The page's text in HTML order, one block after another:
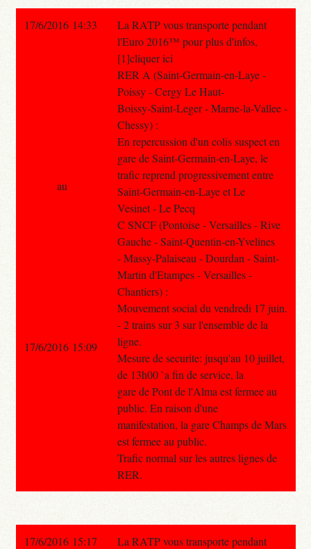
17/6/2016 14:33
La RATP vous transporte pendant
l'Euro 2016™ pour plus d'infos,
[1]cliquer ici
RER A (Saint-Germain-en-Laye -
Poissy - Cergy Le Haut-
Boissy-Saint-Leger - Marne-la-Vallee -
Chessy) :
En repercussion d'un colis suspect en
gare de Saint-Germain-en-Laye, le
trafic reprend progressivement entre
Saint-Germain-en-Laye et Le
Vesinet - Le Pecq
C SNCF (Pontoise - Versailles - Rive
Gauche - Saint-Quentin-en-Yvelines
- Massy-Palaiseau - Dourdan - Saint-
Martin d'Etampes - Versailles -
Chantiers) :
Mouvement social du vendredi 17 juin.
- 2 trains sur 3 sur l'ensemble de la
ligne.
Mesure de securite: jusqu'au 10 juillet,
de 13h00 `a fin de service, la
gare de Pont de l'Alma est fermee au
public. En raison d'une
manifestation, la gare Champs de Mars
est fermee au public.
Trafic normal sur les autres lignes de
RER.
au
17/6/2016 15:09
17/6/2016 15:17
La RATP vous transporte pendant